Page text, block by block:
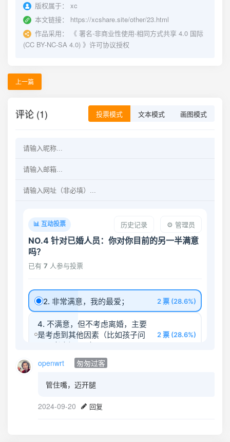
版权属于：
xc
本文链接：
https://xcshare.site/other/23.html
作品采用：
《 署名-非商业性使用-相同方式共享 4.0 国际
(CC BY-NC-SA 4.0) 》许可协议授权
上一篇
评论 (1) 投票模式 文本模式 画图模式
openwrt 匆匆过客
管住嘴，迈开腿
2024-09-20 回复